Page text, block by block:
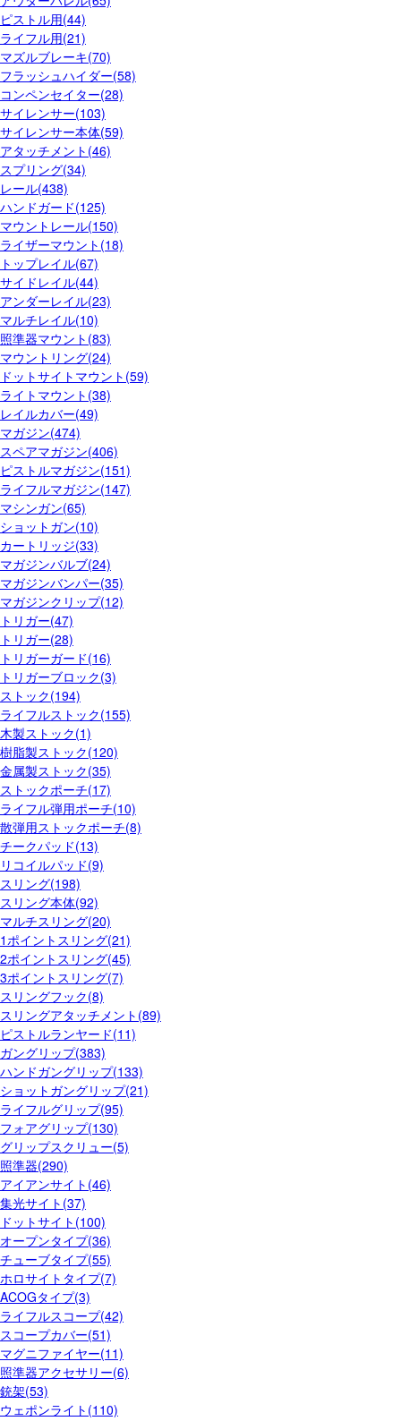
ピストル用(44)
ライフル用(21)
マズルブレーキ(70)
フラッシュハイダー(58)
コンペンセイター(28)
サイレンサー(103)
サイレンサー本体(59)
アタッチメント(46)
スプリング(34)
レール(438)
ハンドガード(125)
マウントレール(150)
ライザーマウント(18)
トップレイル(67)
サイドレイル(44)
アンダーレイル(23)
マルチレイル(10)
照準器マウント(83)
マウントリング(24)
ドットサイトマウント(59)
ライトマウント(38)
レイルカバー(49)
マガジン(474)
スペアマガジン(406)
ピストルマガジン(151)
ライフルマガジン(147)
マシンガン(65)
ショットガン(10)
カートリッジ(33)
マガジンバルブ(24)
マガジンバンパー(35)
マガジンクリップ(12)
トリガー(47)
トリガー(28)
トリガーガード(16)
トリガーブロック(3)
ストック(194)
ライフルストック(155)
木製ストック(1)
樹脂製ストック(120)
金属製ストック(35)
ストックポーチ(17)
ライフル弾用ポーチ(10)
散弾用ストックポーチ(8)
チークパッド(13)
リコイルパッド(9)
スリング(198)
スリング本体(92)
マルチスリング(20)
1ポイントスリング(21)
2ポイントスリング(45)
3ポイントスリング(7)
スリングフック(8)
スリングアタッチメント(89)
ピストルランヤード(11)
ガングリップ(383)
ハンドガングリップ(133)
ショットガングリップ(21)
ライフルグリップ(95)
フォアグリップ(130)
グリップスクリュー(5)
照準器(290)
アイアンサイト(46)
集光サイト(37)
ドットサイト(100)
オープンタイプ(36)
チューブタイプ(55)
ホロサイトタイプ(7)
ACOGタイプ(3)
ライフルスコープ(42)
スコープカバー(51)
マグニファイヤー(11)
照準器アクセサリー(6)
銃架(53)
ウェポンライト(110)